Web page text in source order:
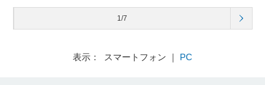
1/7
表示： スマートフォン ｜ PC